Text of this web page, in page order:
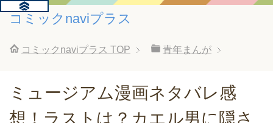
コミックnaviプラス
コミックnaviプラス TOP 青年まんが
ミュージアム漫画ネタバレ感
想！ラストは？カエル男に隠さ